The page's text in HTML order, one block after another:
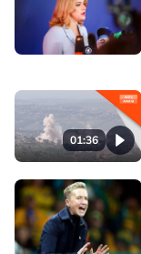
01:36